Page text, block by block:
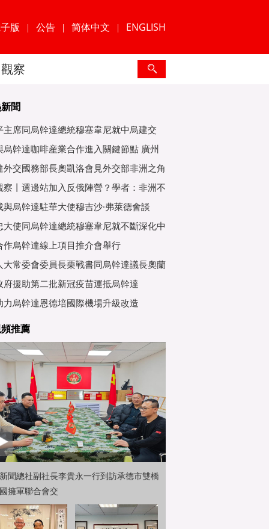
版 | 公告 | 简体中文 | ENGLISH
觀察
聞
主席同烏幹達總統穆塞韋尼就中烏建交
互緻
烏幹達咖啡産業合作進入關鍵節點 廣州
重
外交國務部長奧凱洛會見外交部非洲之角
使
察丨選邊站加入反俄陣營？學者：非洲不
與烏幹達駐華大使穆吉沙·弗萊德會談
大使同烏幹達總統穆塞韋尼就不斷深化中
關
作烏幹達線上項目推介會舉行
大常委會委員長栗戰書同烏幹達議長奧蘭
會
府援助第二批新冠疫苗運抵烏幹達
力烏幹達恩德培國際機場升級改造
推薦
聞總社副社長李貴永一行到訪承德市雙橋
擁軍聯合會交